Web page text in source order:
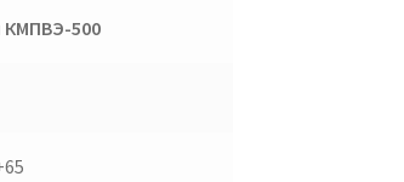
КМПВЭ-500